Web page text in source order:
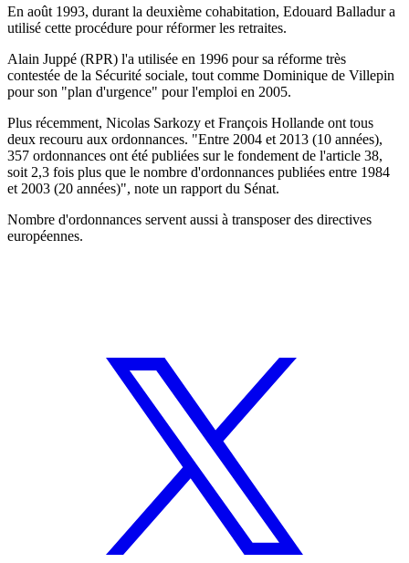
En août 1993, durant la deuxième cohabitation, Edouard Balladur a
utilisé cette procédure pour réformer les retraites.
Alain Juppé (RPR) l'a utilisée en 1996 pour sa réforme très
contestée de la Sécurité sociale, tout comme Dominique de Villepin
pour son "plan d'urgence" pour l'emploi en 2005.
Plus récemment, Nicolas Sarkozy et François Hollande ont tous
deux recouru aux ordonnances. "Entre 2004 et 2013 (10 années),
357 ordonnances ont été publiées sur le fondement de l'article 38,
soit 2,3 fois plus que le nombre d'ordonnances publiées entre 1984
et 2003 (20 années)", note un rapport du Sénat.
Nombre d'ordonnances servent aussi à transposer des directives
européennes.